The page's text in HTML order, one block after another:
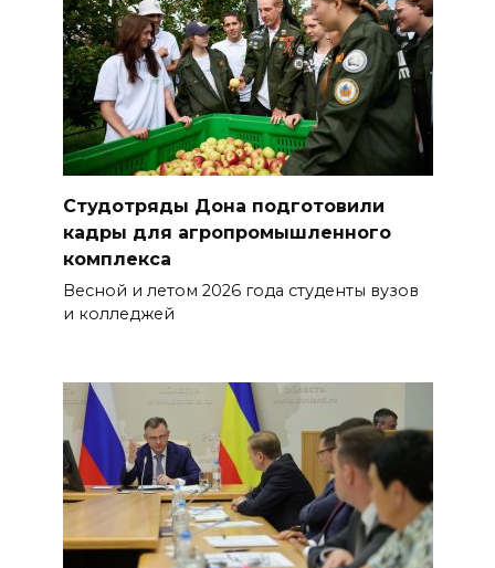
Студотряды Дона подготовили
кадры для агропромышленного
комплекса
Весной и летом 2026 года студенты вузов
и колледжей